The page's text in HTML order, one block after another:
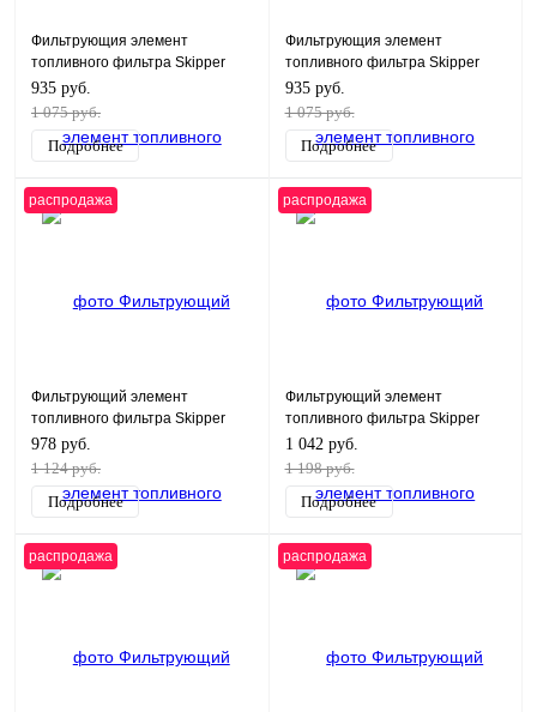
Фильтрующия элемент
топливного фильтра Skipper
для Yamaha 150-250
935 руб.
1 075 руб.
Подробнее
Фильтрующия элемент
топливного фильтра Skipper
для Yamaha 150-250
935 руб.
1 075 руб.
Подробнее
распродажа
Фильтрующий элемент
топливного фильтра Skipper
для Yamaha F50-F90/FT50-FT60
978 руб.
1 124 руб.
Подробнее
распродажа
Фильтрующий элемент
топливного фильтра Skipper
для Yamaha 75-85,F40-115
1 042 руб.
1 198 руб.
Подробнее
распродажа распродажа